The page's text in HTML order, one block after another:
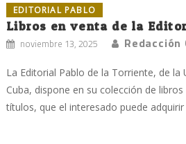
EDITORIAL PABLO
Libros en venta de la
noviembre 13, 2025
La Editorial Pablo de la Torriente, de la
Cuba, dispone en su colección de
títulos, que el interesado puede